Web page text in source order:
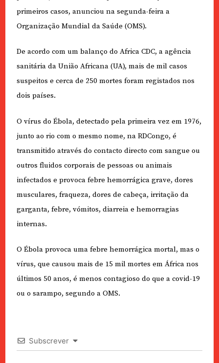
primeiros casos, anunciou na segunda-feira a
Organização Mundial da Saúde (OMS).
De acordo com um balanço do Africa CDC, a agência
sanitária da União Africana (UA), mais de mil casos
suspeitos e cerca de 250 mortes foram registados nos
dois países.
O vírus do Ébola, detectado pela primeira vez em 1976,
junto ao rio com o mesmo nome, na RDCongo, é
transmitido através do contacto directo com sangue ou
outros fluidos corporais de pessoas ou animais
infectados e provoca febre hemorrágica grave, dores
musculares, fraqueza, dores de cabeça, irritação da
garganta, febre, vómitos, diarreia e hemorragias
internas.
O Ébola provoca uma febre hemorrágica mortal, mas o
vírus, que causou mais de 15 mil mortes em África nos
últimos 50 anos, é menos contagioso do que a covid-19
ou o sarampo, segundo a OMS.
Subscrever